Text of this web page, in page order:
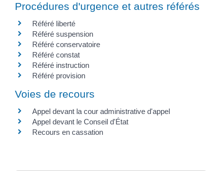
Procédures d'urgence et autres référés
Référé liberté
Référé suspension
Référé conservatoire
Référé constat
Référé instruction
Référé provision
Voies de recours
Appel devant la cour administrative d'appel
Appel devant le Conseil d'État
Recours en cassation